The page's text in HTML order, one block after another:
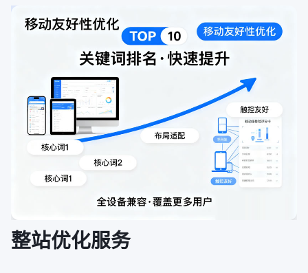
整站优化服务